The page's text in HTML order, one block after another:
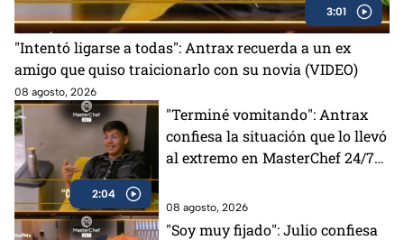
3:01
"Intentó ligarse a todas": Antrax recuerda a un ex
amigo que quiso traicionarlo con su novia (VIDEO)
08 agosto, 2026
2:04
"Terminé vomitando": Antrax
confiesa la situación que lo llevó
al extremo en MasterChef 24/7
08 agosto, 2026
"Soy muy fijado": Julio confiesa